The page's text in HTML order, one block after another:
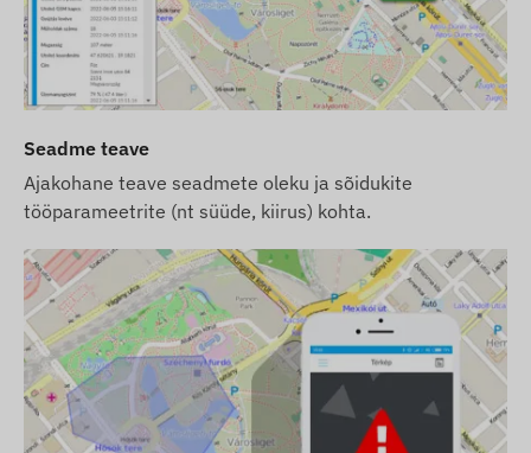
Seadme teave
Ajakohane teave seadmete oleku ja sõidukite
tööparameetrite (nt süüde, kiirus) kohta.